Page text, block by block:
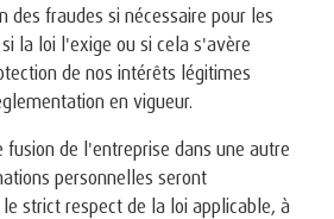
des fraudes si nécessaire pour les
la loi l'exige ou si cela s'avère
de nos intérêts légitimes
en vigueur.
fusion de l'entreprise dans une autre
personnelles seront
strict respect de la loi applicable, à